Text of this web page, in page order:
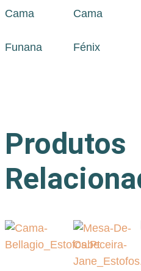
Cama
Funana
Cama
Fénix
Produtos